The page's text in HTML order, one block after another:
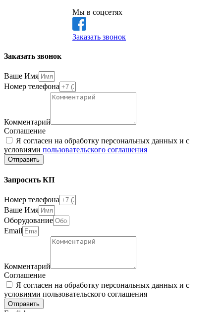
Мы в соцсетях
Заказать звонок
Заказать звонок
Ваше Имя
Номер телефона
Комментарий
Соглашение
Я согласен на обработку персональных данных и с
условиями пользовательского соглашения
Отправить
Запросить КП
Номер телефона
Ваше Имя
Оборудование
Email
Комментарий
Соглашение
Я согласен на обработку персональных данных и с
условиями пользовательского соглашения
Отправить